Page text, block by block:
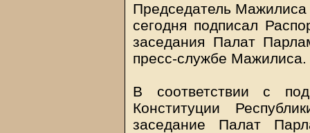
Председатель
сегодня подписал
заседания Палат
пресс-службе Мажилиса.
В соответствии с
Конституции
заседание Палат